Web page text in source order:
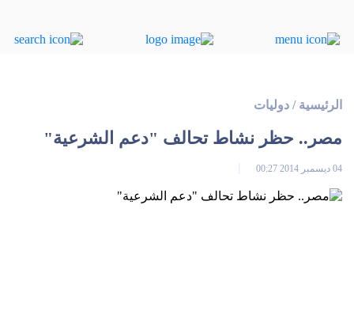
الرئيسية / دوليات
مصر.. حظر نشاط تحالف "دعم الشرعية"
04 ديسمبر 2014 00:27